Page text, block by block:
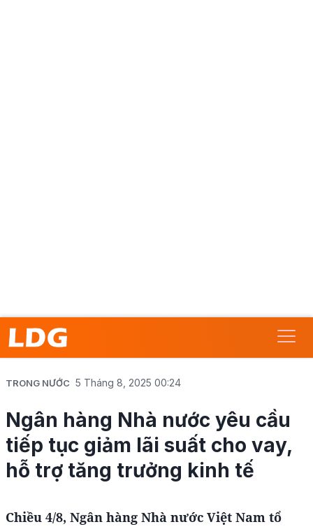
TRONG NƯỚC 5 Tháng 8, 2025 00:24
Ngân hàng Nhà nước yêu cầu
tiếp tục giảm lãi suất cho vay,
hỗ trợ tăng trưởng kinh tế
Chiều 4/8, Ngân hàng Nhà nước Việt Nam tổ